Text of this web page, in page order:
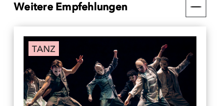
Weitere Empfehlungen
TANZ